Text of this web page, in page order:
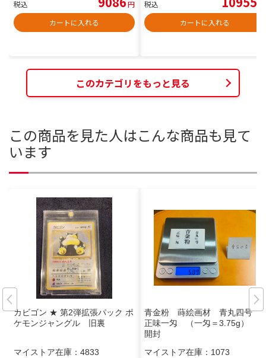
税込
円
カートに入れる
税込
カートに入れる
このカテゴリをもっと見る
この商品を見た人はこんな商品も見て
います
カビゴン ★ 第2弾拡張パック ポ
ケモンジャングル 旧裏
マイストア在庫： 4833
青金粉 蒔絵画材 青丸四号
正味一匁 （一匁＝3.75g） 未
開封
マイストア在庫： 1073